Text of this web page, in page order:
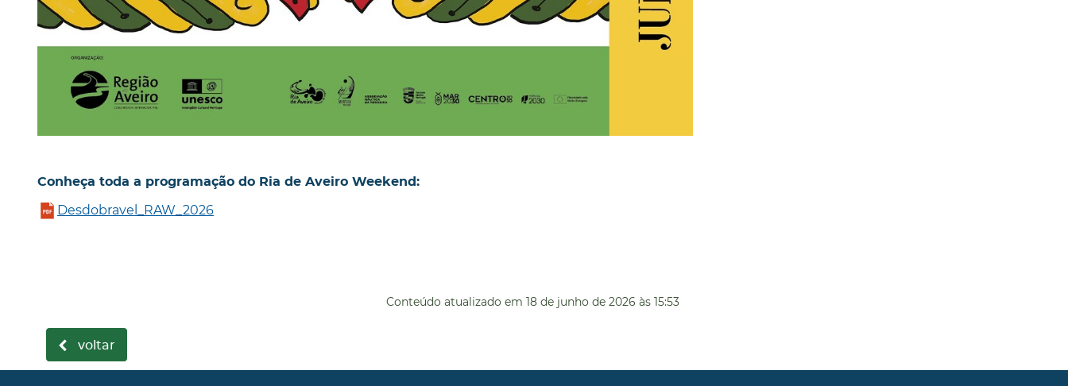
Conheça toda a programação do Ria de Aveiro Weekend:
Desdobravel_RAW_2026
Conteúdo atualizado em 18 de junho de 2026 às 15:53
voltar